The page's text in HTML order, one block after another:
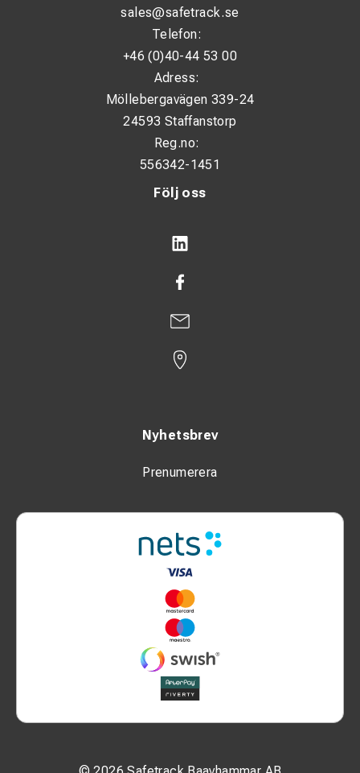
Följ oss
Nyhetsbrev
Prenumerera
sales@safetrack.se
Telefon:
+46 (0)40-44 53 00
Adress:
Möllebergavägen 339-24
24593 Staffanstorp
Reg.no:
556342-1451